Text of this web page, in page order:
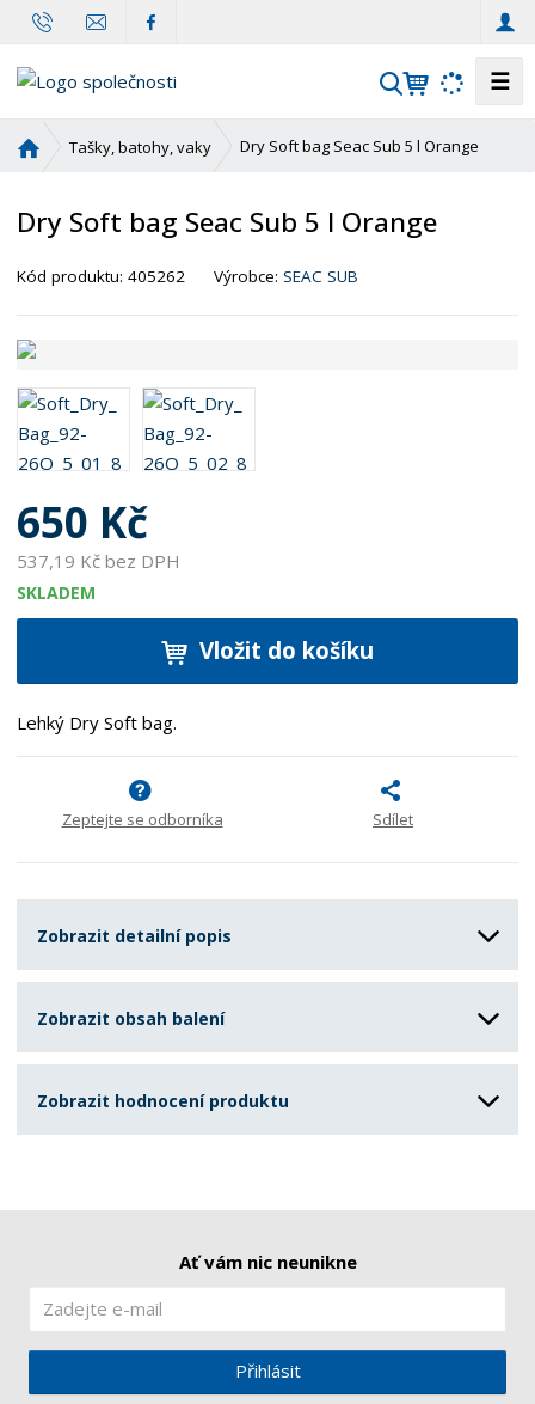
V
h
d
☰
v
d
í
n
a
Tašky, batohy, vaky Dry Soft bag Seac Sub 5 l Orange
Dry Soft bag Seac Sub 5 l Orange
Kód produktu:405262 Výrobce:SEAC SUB
650 Kč
537,19 Kč bez DPH
SKLADEM
Vložit do košíku
Lehký Dry Soft bag.
Zeptejte se odborníka Sdílet
Zobrazit detailní popis
Zobrazit obsah balení
Zobrazit hodnocení produktu
Ať vám nic neunikne
Přihlásit